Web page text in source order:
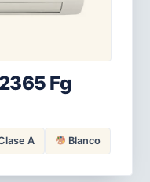
Fg
A Blanco